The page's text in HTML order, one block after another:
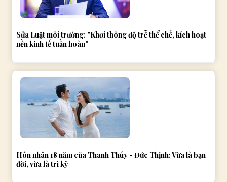
Sửa Luật môi trường: "Khơi thông độ trễ thể chế, kích hoạt
nền kinh tế tuần hoàn"
Hôn nhân 18 năm của Thanh Thúy - Đức Thịnh: Vừa là bạn
đời, vừa là tri kỷ